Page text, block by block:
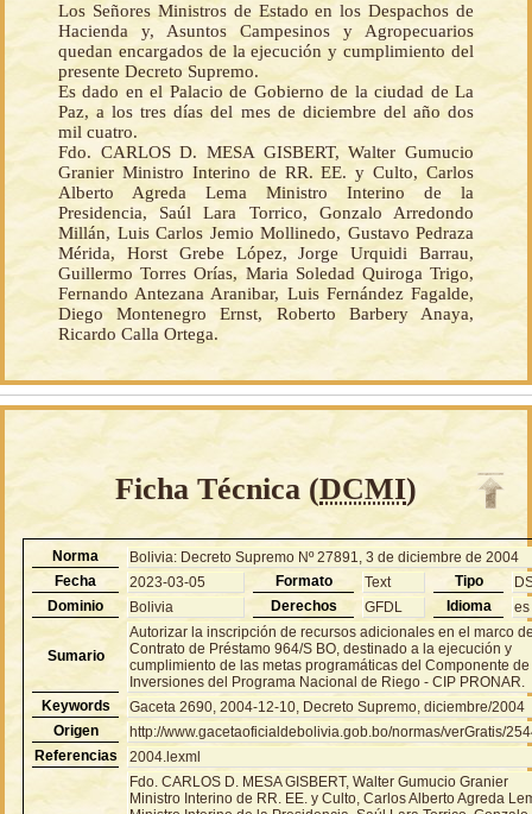
Los Señores Ministros de Estado en los Despachos de
Hacienda y, Asuntos Campesinos y Agropecuarios
quedan encargados de la ejecución y cumplimiento del
presente Decreto Supremo.
Es dado en el Palacio de Gobierno de la ciudad de La
Paz, a los tres días del mes de diciembre del año dos
mil cuatro.
Fdo. CARLOS D. MESA GISBERT, Walter Gumucio
Granier Ministro Interino de RR. EE. y Culto, Carlos
Alberto Agreda Lema Ministro Interino de la
Presidencia, Saúl Lara Torrico, Gonzalo Arredondo
Millán, Luis Carlos Jemio Mollinedo, Gustavo Pedraza
Mérida, Horst Grebe López, Jorge Urquidi Barrau,
Guillermo Torres Orías, Maria Soledad Quiroga Trigo,
Fernando Antezana Aranibar, Luis Fernández Fagalde,
Diego Montenegro Ernst, Roberto Barbery Anaya,
Ricardo Calla Ortega.
Ficha Técnica (DCMI)
Norma
Bolivia: Decreto Supremo Nº 27891, 3 de diciembre de 2004
Fecha
2023-03-05 Formato Text Tipo
Dominio
Bolivia Derechos GFDL Idioma es
Sumario
Autorizar la inscripción de recursos adicionales en el marco
Contrato de Préstamo 964/S BO, destinado a la ejecución y
cumplimiento de las metas programáticas del Componente de
Inversiones del Programa Nacional de Riego - CIP PRONAR.
Keywords
Gaceta 2690, 2004-12-10, Decreto Supremo, diciembre/2004
Origen
http://www.gacetaoficialdebolivia.gob.bo/normas/verGratis/
Referencias
2004.lexml
Fdo. CARLOS D. MESA GISBERT, Walter Gumucio Granier
Ministro Interino de RR. EE. y Culto, Carlos Alberto Agreda